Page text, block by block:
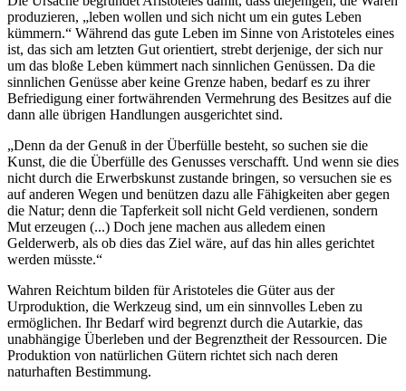
produzieren, „leben wollen und sich nicht um ein gutes Leben
kümmern.“ Während das gute Leben im Sinne von Aristoteles eines
ist, das sich am letzten Gut orientiert, strebt derjenige, der sich nur
um das bloße Leben kümmert nach sinnlichen Genüssen. Da die
sinnlichen Genüsse aber keine Grenze haben, bedarf es zu ihrer
Befriedigung einer fortwährenden Vermehrung des Besitzes auf die
dann alle übrigen Handlungen ausgerichtet sind.
„Denn da der Genuß in der Überfülle besteht, so suchen sie die
Kunst, die die Überfülle des Genusses verschafft. Und wenn sie dies
nicht durch die Erwerbskunst zustande bringen, so versuchen sie es
auf anderen Wegen und benützen dazu alle Fähigkeiten aber gegen
die Natur; denn die Tapferkeit soll nicht Geld verdienen, sondern
Mut erzeugen (...) Doch jene machen aus alledem einen
Gelderwerb, als ob dies das Ziel wäre, auf das hin alles gerichtet
werden müsste.“
Wahren Reichtum bilden für Aristoteles die Güter aus der
Urproduktion, die Werkzeug sind, um ein sinnvolles Leben zu
ermöglichen. Ihr Bedarf wird begrenzt durch die Autarkie, das
unabhängige Überleben und der Begrenztheit der Ressourcen. Die
Produktion von natürlichen Gütern richtet sich nach deren
naturhaften Bestimmung.